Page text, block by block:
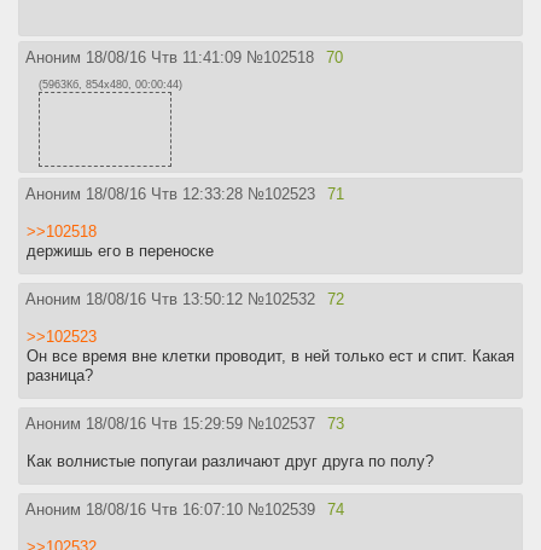
Аноним 18/08/16 Чтв 11:41:09 №102518 70
(5963Кб, 854x480, 00:00:44)
Аноним 18/08/16 Чтв 12:33:28 №102523 71
>>102518
держишь его в переноске
Аноним 18/08/16 Чтв 13:50:12 №102532 72
>>102523
Он все время вне клетки проводит, в ней только ест и спит. Какая
разница?
Аноним 18/08/16 Чтв 15:29:59 №102537 73
Как волнистые попугаи различают друг друга по полу?
Аноним 18/08/16 Чтв 16:07:10 №102539 74